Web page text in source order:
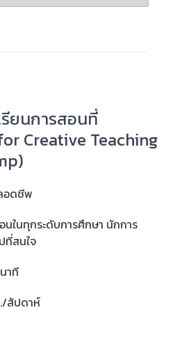
รียนการสอนที่
Creative Teaching
อดชีพ
นในทุกระดับการศึกษา นักการ
ที่สนใจ
าที
./สัปดาห์